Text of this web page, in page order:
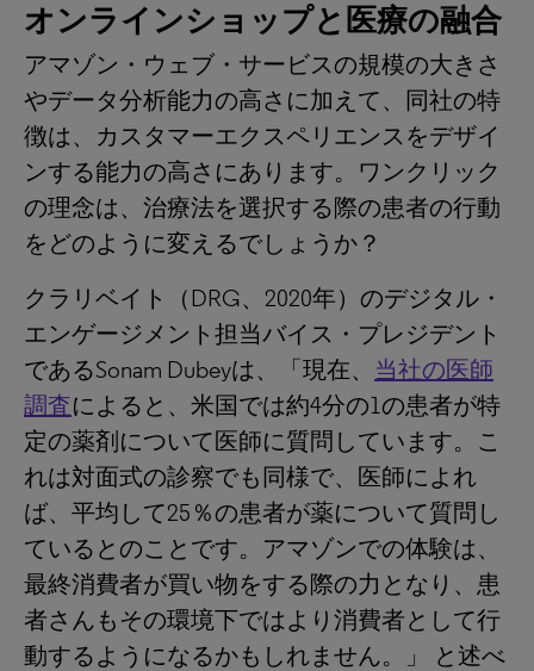
オンラインショップと医療の融合
アマゾン・ウェブ・サービスの規模の大きさ
やデータ分析能力の高さに加えて、同社の特
徴は、カスタマーエクスペリエンスをデザイ
ンする能力の高さにあります。ワンクリック
の理念は、治療法を選択する際の患者の行動
をどのように変えるでしょうか？
クラリベイト（DRG、2020年）のデジタル・
エンゲージメント担当バイス・プレジデント
であるSonam Dubeyは、「現在、 当社の医師
調査によると、米国では約4分の1の患者が特
定の薬剤について医師に質問しています。こ
れは対面式の診察でも同様で、医師によれ
ば、平均して25％の患者が薬について質問し
ているとのことです。アマゾンでの体験は、
最終消費者が買い物をする際の力となり、患
者さんもその環境下ではより消費者として行
動するようになるかもしれません。」 と述べ